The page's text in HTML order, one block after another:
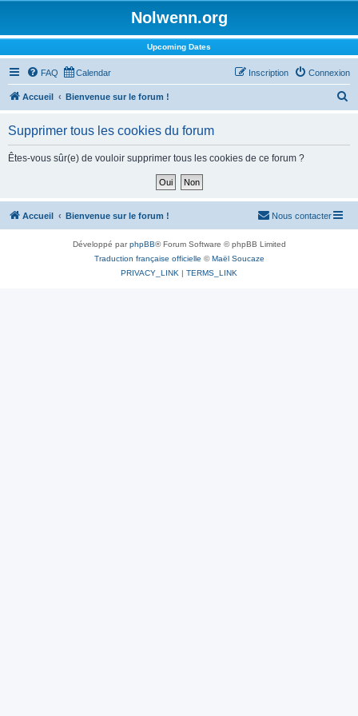
Nolwenn.org
Upcoming Dates
FAQ Calendar Connexion
Inscription
Accueil Bienvenue sur le forum !
h
Supprimer tous les cookies du forum
Êtes-vous sûr(e) de vouloir supprimer tous les cookies de ce forum ?
Accueil Bienvenue sur le forum ! Nous contacter
Développé parphpBB® Forum Software © phpBB Limited
Traduction française officielle ©Maël Soucaze
PRIVACY_LINK | TERMS_LINK